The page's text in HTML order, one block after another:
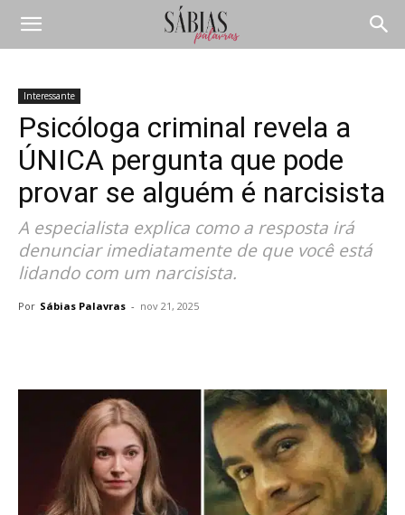
Interessante
Psicóloga criminal revela a
ÚNICA pergunta que pode
provar se alguém é narcisista
A especialista explica como a resposta irá
denunciar imediatamente de que você está
lidando com um narcisista.
Por Sábias Palavras - nov 21, 2025